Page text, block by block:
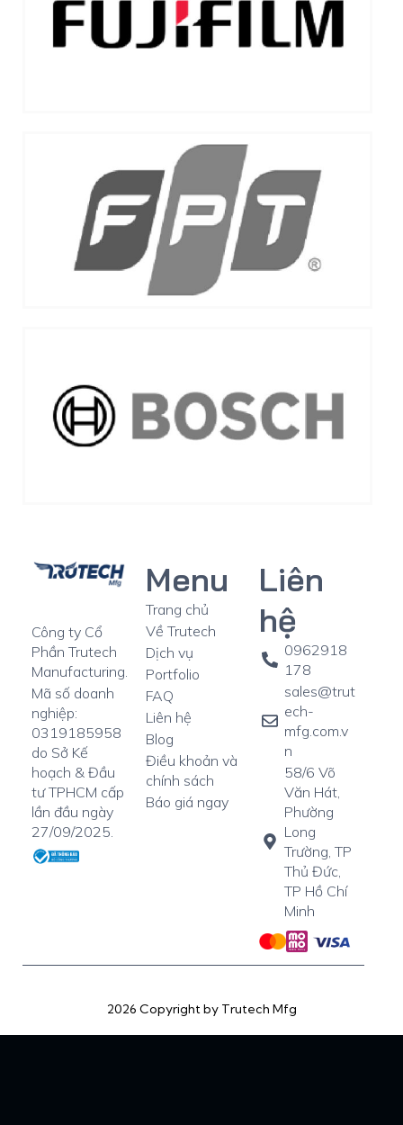
Công ty Cổ
Phần Trutech
Manufacturing.
Mã số doanh
nghiệp:
0319185958
do Sở Kế
hoạch & Đầu
tư TPHCM cấp
lần đầu ngày
27/09/2025.
Menu
Trang chủ
Về Trutech
Dịch vụ
Portfolio
FAQ
Liên hệ
Blog
Điều khoản và
chính sách
Báo giá ngay
Liên
hệ
0962918
178
sales@trut
ech-
mfg.com.v
n
58/6 Võ
Văn Hát,
Phường
Long
Trường, TP
Thủ Đức,
TP Hồ Chí
Minh
2026 Copyright by Trutech Mfg